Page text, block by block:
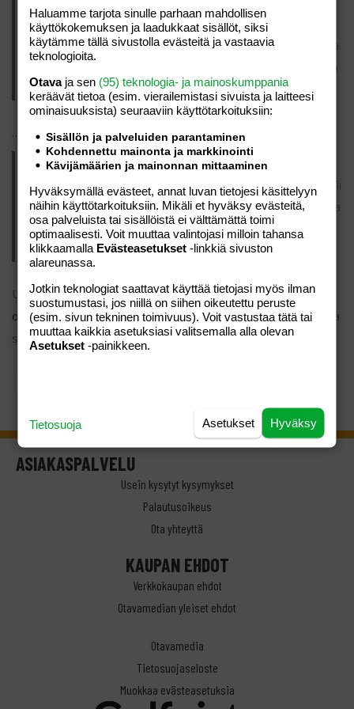
iltaisin toimin harrastelijateatterin parissa. Nämä ovat
minun ikiomat sivuni. Asun Paraisilla ja minulla on mahtava
koira, jonka nimi on Jaakko. Pidän piña colada -drinkeistä ja
sateen ropinasta peltikatolla.
…tai jotain tällaista:
Hilavitkuttimet Oy perustettiin vuonna 1971 ja se on siitä
lähtien tuottanut asiakkailleen laadukkaita hilavitkuttimia. Yli
200 henkilöä työllistävä Hilavitkuttimet Oy sijaitsee Salossa
ja järjestää kaikenlaisia tempauksia paikallisen yhteisön
iloksi.
Uutena WordPress-käyttäjänä, sinun kannattaa mennä
ohjauspaneeliisipoistaaksesi tämän sivun ja luodaksesi uusia
sivuja sisällöllesi. Pidä hauskaa!
Otavamedia
Tietosuojaseloste
Muokkaa evästeasetuksia
KAUPAN EHDOT
Verkkokaupan ehdot
Otavamedian yleiset ehdot
ASIAKASPALVELU
Usein kysytyt kysymykset
Palautusoikeus
Ota yhteyttä
Haluamme tarjota sinulle parhaan mahdollisen
käyttökokemuksen ja laadukkaat sisällöt, siksi
käytämme tällä sivustolla evästeitä ja vastaavia
teknologioita.
Otavaja sen (95) teknologia- ja mainoskumppania
keräävät tietoa (esim. vierailemis­tasi sivuista ja laitteesi
ominaisuuk­sista) seuraaviin käyttötarkoituksiin:
Sisällön ja palveluiden parantaminen
Kohdennettu mainonta ja markkinointi
Kävijämäärien ja mainonnan mittaaminen
Hyväksymällä evästeet, annat luvan tietojesi käsittelyyn
näihin käyttötarkoituksiin. Mikäli et hyväksy evästeitä,
osa palveluista tai sisällöistä ei välttämättä toimi
optimaalisesti. Voit muuttaa valintojasi milloin tahansa
klikkaamalla Evästeasetukset -linkkiä sivuston
alareunassa.
Jotkin teknologiat saattavat käyttää tietojasi myös ilman
suostumustasi, jos niillä on siihen oikeutettu peruste
(esim. sivun tekninen toimivuus). Voit vastustaa tätä tai
muuttaa kaikkia asetuksiasi valitsemalla alla olevan
Asetukset -painikkeen.
Hyväksy
Asetukset
Tietosuoja